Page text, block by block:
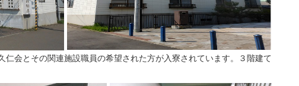
会とその関連施設職員の希望された方が入寮されています。３階建て